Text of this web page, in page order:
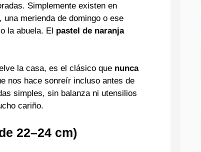
Simplemente existen en
merienda de domingo o ese
la abuela. El pastel de naranja
la casa, es el clásico que nunca
nos hace sonreír incluso antes de
simples, sin balanza ni utensilios
cariño.
22–24 cm)